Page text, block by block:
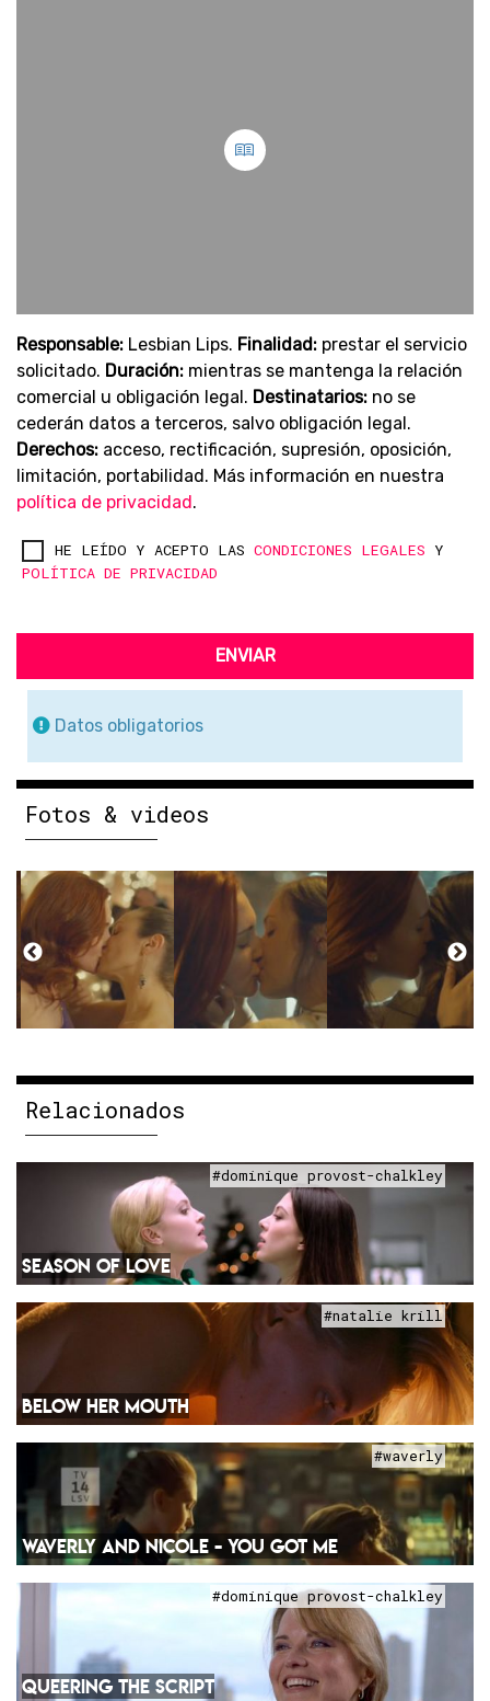
Responsable: Lesbian Lips. Finalidad: prestar el servicio
solicitado. Duración: mientras se mantenga la relación
comercial u obligación legal. Destinatarios: no se
cederán datos a terceros, salvo obligación legal.
Derechos: acceso, rectificación, supresión, oposición,
limitación, portabilidad. Más información en nuestra
política de privacidad.
HE LEÍDO Y ACEPTO LAS CONDICIONES LEGALES Y
POLÍTICA DE PRIVACIDAD
ENVIAR
Datos obligatorios
Fotos & videos
Relacionados
#dominique provost-chalkley
SEASON OF LOVE
#natalie krill
BELOW HER MOUTH
#waverly
WAVERLY AND NICOLE - YOU GOT ME
#dominique provost-chalkley
QUEERING THE SCRIPT